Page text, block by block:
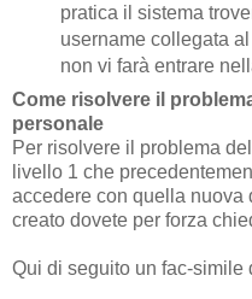
pratica il sistema
username collegata
non vi farà entrare
Come risolvere il
personale
Per risolvere il problema
livello 1 che
accedere con quella nuova
creato dovete per forza
Qui di seguito un fac-simile